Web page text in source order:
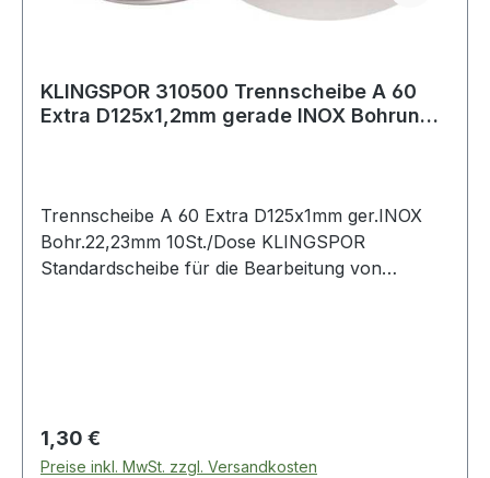
KLINGSPOR 310500 Trennscheibe A 60
Extra D125x1,2mm gerade INOX Bohrung
Trennscheibe A 60 Extra D125x1mm ger.INOX
Bohr.22,23mm 10St./Dose KLINGSPOR
Standardscheibe für die Bearbeitung von
Höchstgeschwindigkeit: 80m/s · Nutzungsart:
Winkelschleifer
Regulärer Preis:
1,30 €
Preise inkl. MwSt. zzgl. Versandkosten